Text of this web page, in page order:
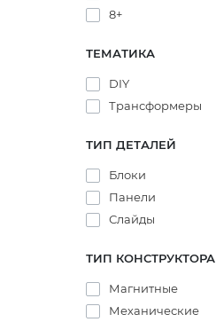
8+
ТЕМАТИКА
DIY
Трансформеры
ТИП ДЕТАЛЕЙ
Блоки
Панели
Слайды
ТИП КОНСТРУКТОРА
Магнитные
Механические